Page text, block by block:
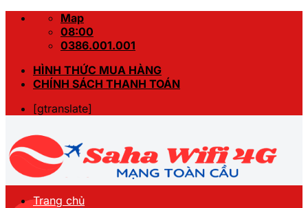
Skip
Map
08:00
0386.001.001
HÌNH THỨC MUA HÀNG
CHÍNH SÁCH THANH TOÁN
[gtranslate]
Trang chủ